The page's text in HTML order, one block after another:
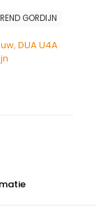
, DUA U4A
GORDIJN